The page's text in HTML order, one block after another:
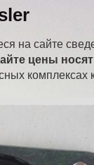
на сайте
цены